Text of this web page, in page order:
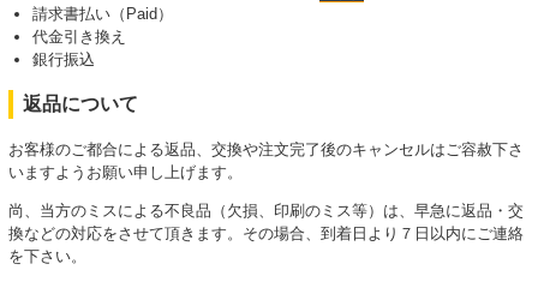
請求書払い（Paid）
代金引き換え
銀行振込
返品について
お客様のご都合による返品、交換や注文完了後のキャンセルはご容赦下さ
いますようお願い申し上げます。
尚、当方のミスによる不良品（欠損、印刷のミス等）は、早急に返品・交
換などの対応をさせて頂きます。その場合、到着日より７日以内にご連絡
を下さい。